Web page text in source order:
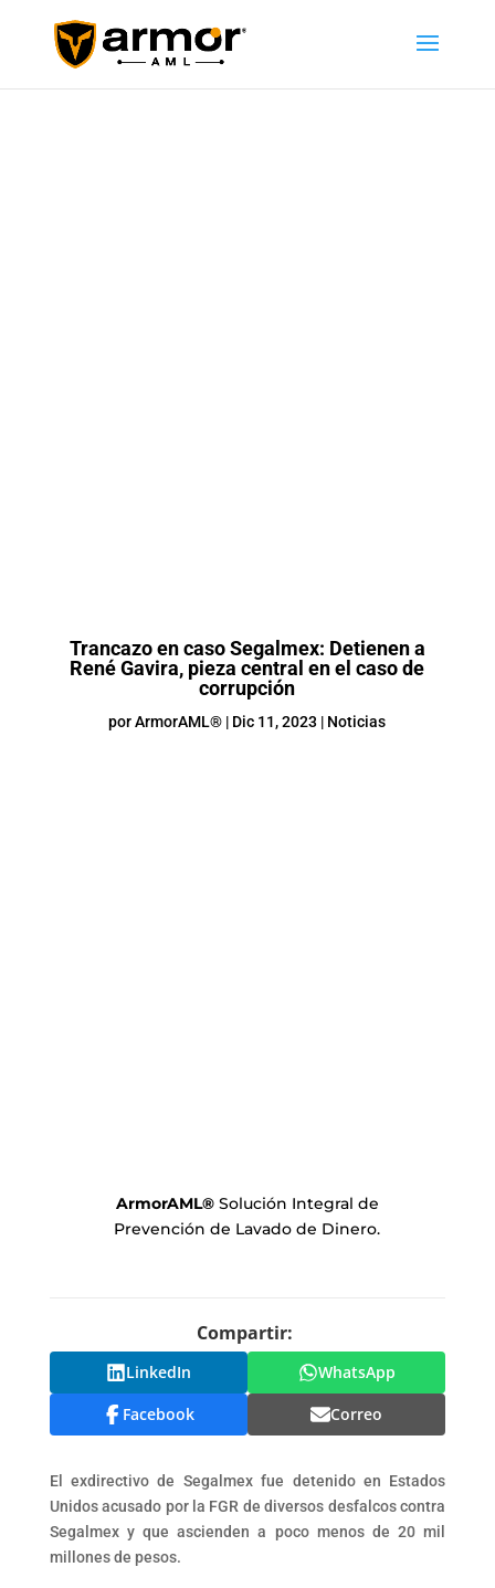
Trancazo en caso Segalmex: Detienen a
René Gavira, pieza central en el caso de
corrupción
porArmorAML® | Dic 11, 2023 | Noticias
ArmorAML® Solución Integral de
Prevención de Lavado de Dinero.
Compartir:
LinkedIn
WhatsApp
Facebook
Correo
El exdirectivo de Segalmex fue detenido en Estados
Unidos acusado por la FGR de diversos desfalcos contra
Segalmex y que ascienden a poco menos de 20 mil
millones de pesos.